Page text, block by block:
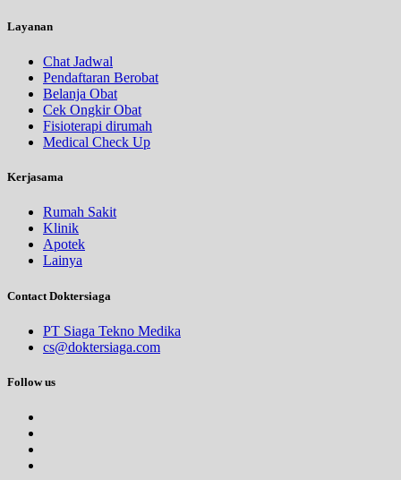
Layanan
Chat Jadwal
Pendaftaran Berobat
Belanja Obat
Cek Ongkir Obat
Fisioterapi dirumah
Medical Check Up
Kerjasama
Rumah Sakit
Klinik
Apotek
Lainya
Contact Doktersiaga
PT Siaga Tekno Medika
cs@doktersiaga.com
Follow us